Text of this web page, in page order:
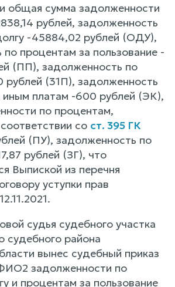
общая сумма задолженности
рублей, задолженность
-45884,02 рублей (ОДУ),
процентам за пользование -
(ПП), задолженность по
(31П), задолженность
иным платам -600 рублей (ЭК),
по процентам,
со ст. 395 ГК
(ПУ), задолженность по
рублей (ЗГ), что
Выпиской из перечня
уступки прав
судья судебного участка
судебного района
вынес судебный приказ
задолженности по
и процентам за пользование